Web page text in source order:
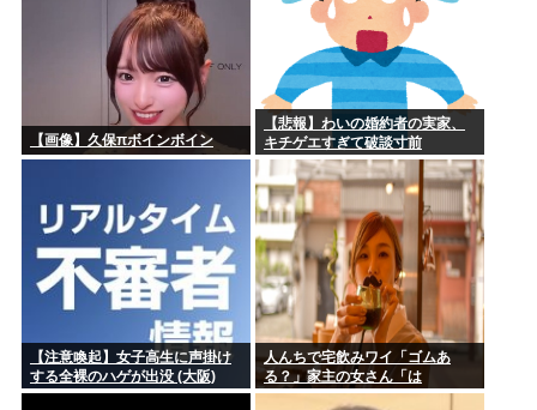
【画像】久保πボインボイン
【悲報】わいの婚約者の実家、
キチゲエすぎて破談寸前
【注意喚起】女子高生に声掛け
する全裸のハゲが出没 (大阪)
人んちで宅飲みワイ「ゴムあ
る？」家主の女さん「は
ぁ？！」⇒結果www